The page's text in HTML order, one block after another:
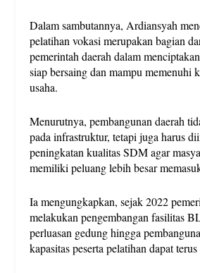
Dalam sambutannya, Ardiansyah
pelatihan vokasi merupakan bagian
pemerintah daerah dalam
siap bersaing dan mampu memenuhi
usaha.
Menurutnya, pembangunan daerah
pada infrastruktur, tetapi juga harus
peningkatan kualitas SDM agar
memiliki peluang lebih besar
Ia mengungkapkan, sejak 2022
melakukan pengembangan fasilitas
perluasan gedung hingga
kapasitas peserta pelatihan dapat